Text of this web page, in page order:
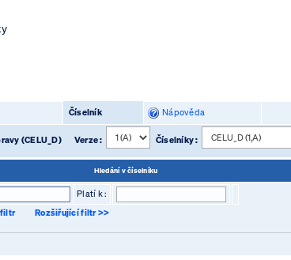
Číselník Nápověda
(CELU_D) Verze : Číselníky :
Hledání v číselníku
Platí k :
filtr Rozšiřující filtr >>